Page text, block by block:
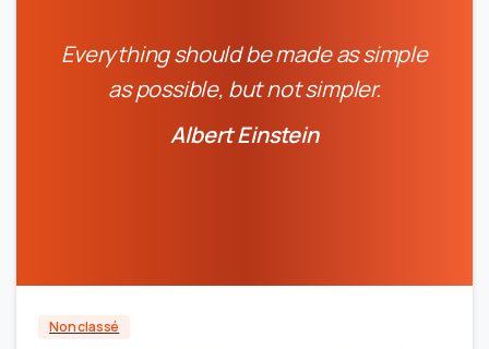
Everything should be made as simple
as possible, but not simpler.
Albert Einstein
Non classé